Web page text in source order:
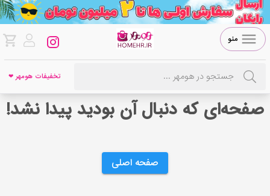
منو
تخفیفات هومهر ❤
صفحه‌ای که دنبال آن بودید پیدا نشد!
صفحه اصلی